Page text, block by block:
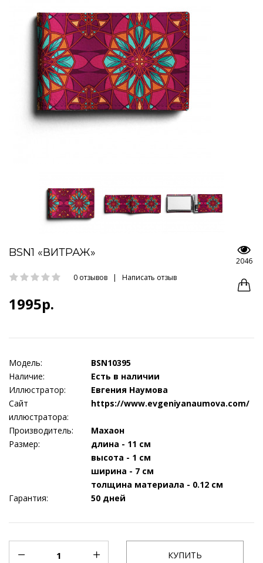
BSN1 «ВИТРАЖ»
0 отзывов | Написать отзыв
1995р.
2046
Модель:
BSN10395
Наличие:
Есть в наличии
Иллюстратор:
Евгения Наумова
Сайт
иллюстратора:
https://www.evgeniyanaumova.com/
Производитель:
Махаон
Размер:
длина - 11 см
высота - 1 см
ширина - 7 см
толщина материала - 0.12 см
Гарантия:
50 дней